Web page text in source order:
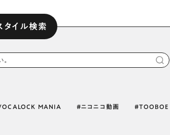
タイル検索
MANIA ニコニコ動画 TOOBOE